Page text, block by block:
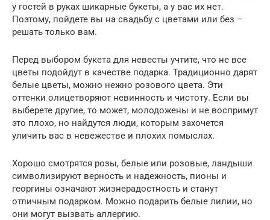
у гостей в руках шикарные букеты, а у вас их нет.
Поэтому, пойдете вы на свадьбу с цветами или без –
решать только вам.
Перед выбором букета для невесты учтите, что не все
цветы подойдут в качестве подарка. Традиционно дарят
белые цветы, можно нежно розового цвета. Эти
оттенки олицетворяют невинность и чистоту. Если вы
выберете другие, то может, молодожены и не воспримут
это плохо, но найдутся люди, которым захочется
уличить вас в невежестве и плохих помыслах.
Хорошо смотрятся розы, белые или розовые, ландыши
символизируют верность и надежность, пионы и
георгины означают жизнерадостность и станут
отличным подарком. Можно подарить белые лилии, но
они могут вызвать аллергию.